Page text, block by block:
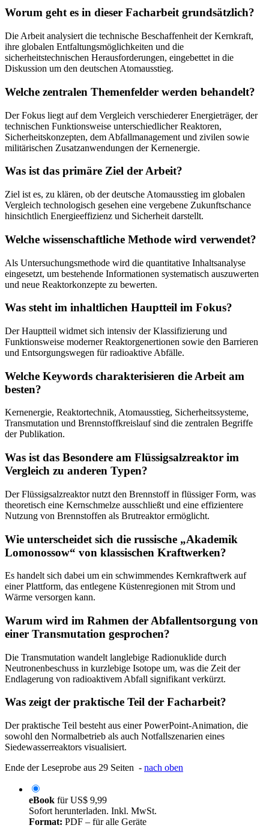
Worum geht es in dieser Facharbeit grundsätzlich?
Die Arbeit analysiert die technische Beschaffenheit der Kernkraft,
ihre globalen Entfaltungsmöglichkeiten und die
sicherheitstechnischen Herausforderungen, eingebettet in die
Diskussion um den deutschen Atomausstieg.
Welche zentralen Themenfelder werden behandelt?
Der Fokus liegt auf dem Vergleich verschiederer Energieträger, der
technischen Funktionsweise unterschiedlicher Reaktoren,
Sicherheitskonzepten, dem Abfallmanagement und zivilen sowie
militärischen Zusatzanwendungen der Kernenergie.
Was ist das primäre Ziel der Arbeit?
Ziel ist es, zu klären, ob der deutsche Atomausstieg im globalen
Vergleich technologisch gesehen eine vergebene Zukunftschance
hinsichtlich Energieeffizienz und Sicherheit darstellt.
Welche wissenschaftliche Methode wird verwendet?
Als Untersuchungsmethode wird die quantitative Inhaltsanalyse
eingesetzt, um bestehende Informationen systematisch auszuwerten
und neue Reaktorkonzepte zu bewerten.
Was steht im inhaltlichen Hauptteil im Fokus?
Der Hauptteil widmet sich intensiv der Klassifizierung und
Funktionsweise moderner Reaktorgenertionen sowie den Barrieren
und Entsorgungswegen für radioaktive Abfälle.
Welche Keywords charakterisieren die Arbeit am
besten?
Kernenergie, Reaktortechnik, Atomausstieg, Sicherheitssysteme,
Transmutation und Brennstoffkreislauf sind die zentralen Begriffe
der Publikation.
Was ist das Besondere am Flüssigsalzreaktor im
Vergleich zu anderen Typen?
Der Flüssigsalzreaktor nutzt den Brennstoff in flüssiger Form, was
theoretisch eine Kernschmelze ausschließt und eine effizientere
Nutzung von Brennstoffen als Brutreaktor ermöglicht.
Wie unterscheidet sich die russische „Akademik
Lomonossow“ von klassischen Kraftwerken?
Es handelt sich dabei um ein schwimmendes Kernkraftwerk auf
einer Plattform, das entlegene Küstenregionen mit Strom und
Wärme versorgen kann.
Warum wird im Rahmen der Abfallentsorgung von
einer Transmutation gesprochen?
Die Transmutation wandelt langlebige Radionuklide durch
Neutronenbeschuss in kurzlebige Isotope um, was die Zeit der
Endlagerung von radioaktivem Abfall signifikant verkürzt.
Was zeigt der praktische Teil der Facharbeit?
Der praktische Teil besteht aus einer PowerPoint-Animation, die
sowohl den Normalbetrieb als auch Notfallszenarien eines
Siedewasserreaktors visualisiert.
Ende der Leseprobe aus 29 Seiten - nach oben
eBook fürUS$ 9,99
Sofort herunterladen. Inkl. MwSt.
Format: PDF – für alle Geräte